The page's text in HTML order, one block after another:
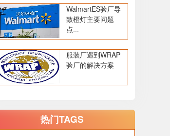
WalmartES验厂导
致橙灯主要问题
点...
服装厂遇到WRAP
验厂的解决方案
热门TAGS